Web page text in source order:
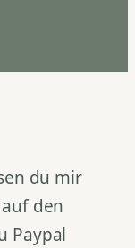
du mir
den
Paypal